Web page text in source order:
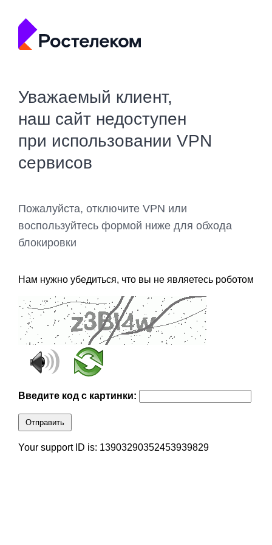
Уважаемый клиент,
наш сайт недоступен
при использовании VPN
сервисов
Пожалуйста, отключите VPN или
воспользуйтесь формой ниже для обхода
блокировки
Нам нужно убедиться, что вы не являетесь роботом
Введите код с картинки:
Отправить
Your support ID is: 13903290352453939829